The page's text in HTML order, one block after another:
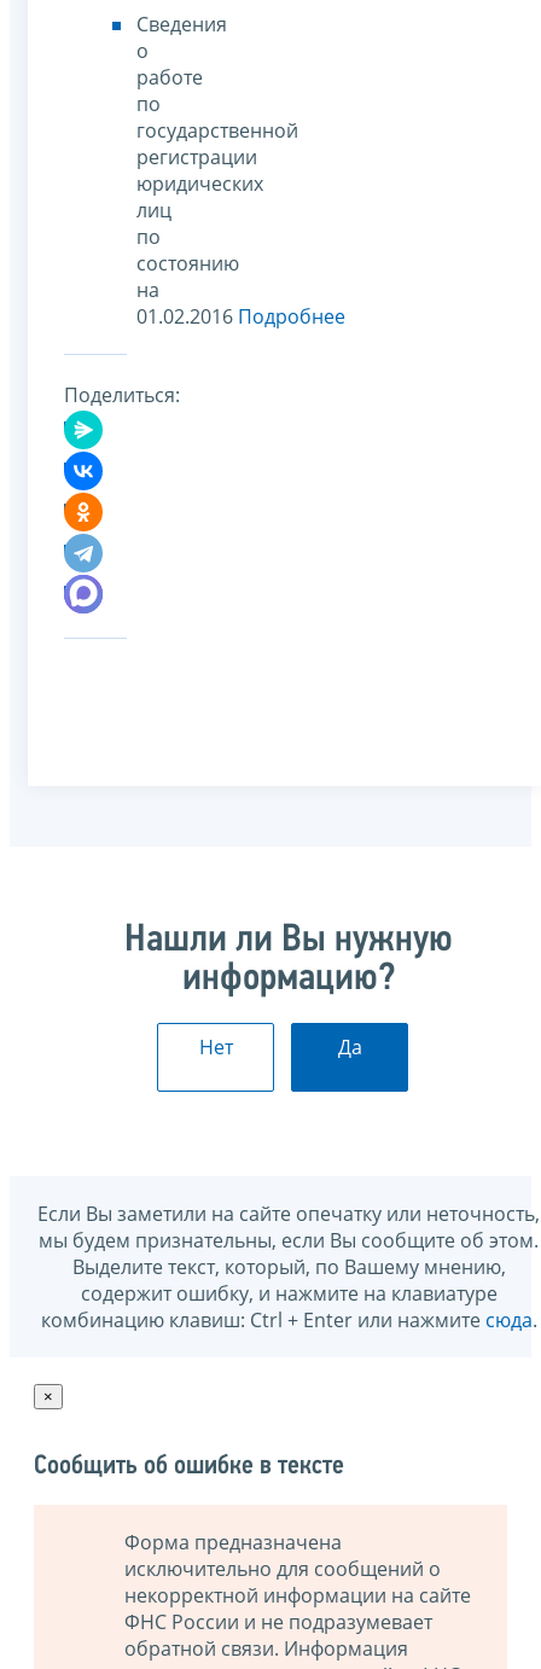
Сведения
о
работе
по
государственной
регистрации
юридических
лиц
по
состоянию
на
01.02.2016 Подробнее
Поделиться:
Нашли ли Вы нужную
информацию?
Нет Да
Если Вы заметили на сайте опечатку или неточность,
мы будем признательны, если Вы сообщите об этом.
Выделите текст, который, по Вашему мнению,
содержит ошибку, и нажмите на клавиатуре
комбинацию клавиш: Ctrl + Enter или нажмите сюда.
×
Сообщить об ошибке в тексте
Форма предназначена
исключительно для сообщений о
некорректной информации на сайте
ФНС России и не подразумевает
обратной связи. Информация